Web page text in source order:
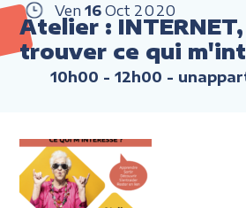
Ven 16 Oct 2020
Atelier :
trouver ce qui
10h00 - 12h00 -